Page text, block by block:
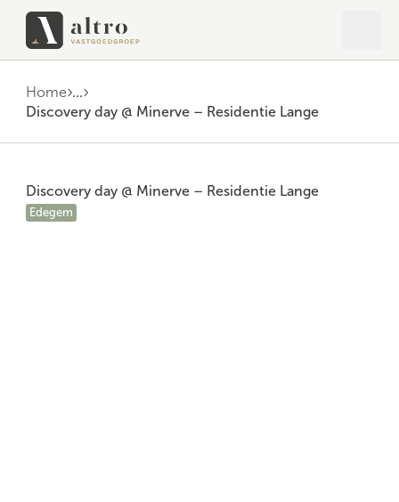
Home ...
Discovery day @ Minerve – Residentie Lange
Discovery day @ Minerve – Residentie Lange
Edegem